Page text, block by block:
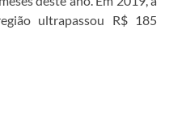
ultrapassou R$ 185